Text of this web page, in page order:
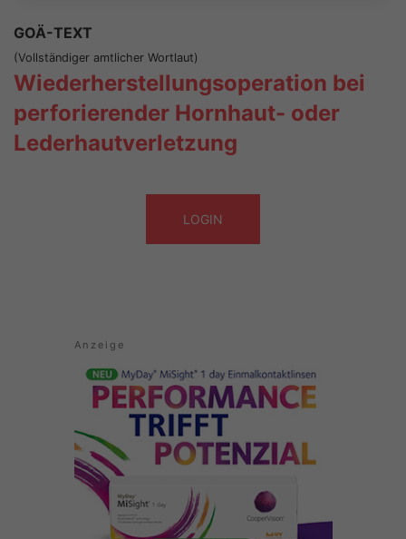
GOÄ-TEXT
(Vollständiger amtlicher Wortlaut)
Wiederherstellungsoperation bei
perforierender Hornhaut- oder
Lederhautverletzung
LOGIN